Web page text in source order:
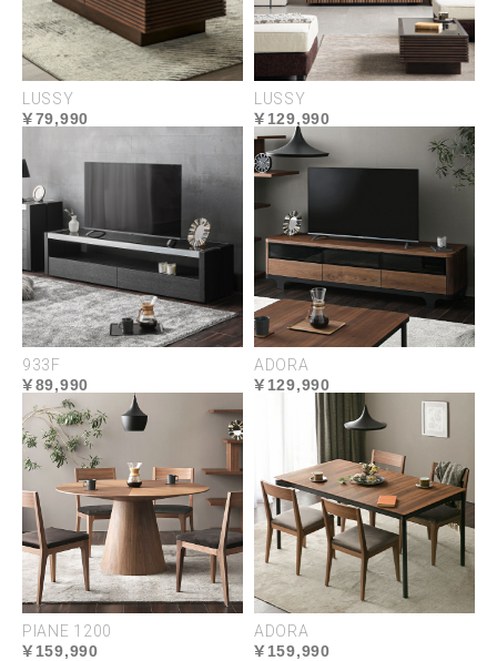
柔らかく身体に
フィットするフェザー
包まれるような柔らかさを堪能できるフェ
ザー。身体を優しく受け止める弾力でリラ
ックス感がさらに高まります。
座面
LUSSY
79,990
LUSSY
129,990
933F
89,990
ADORA
129,990
PIANE 1200
159,990
ADORA
159,990